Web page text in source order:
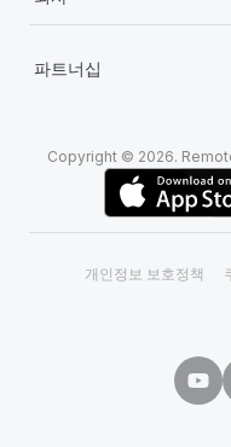
파트너십
Copyright © 2026.
개인정보 보호정책